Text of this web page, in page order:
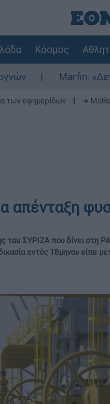
Κόσμος
Marfin: «Δεν έχω
των εφημερίδων ➔
απένταξη
του ΣΥΡΙΖΑ που δίνει στη
εντός 18μηνου είπε